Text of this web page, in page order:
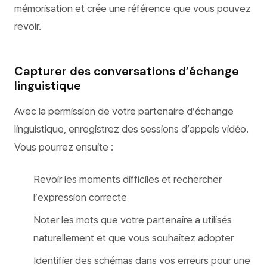
mémorisation et crée une référence que vous pouvez
revoir.
Capturer des conversations d’échange
linguistique
Avec la permission de votre partenaire d’échange
linguistique, enregistrez des sessions d’appels vidéo.
Vous pourrez ensuite :
Revoir les moments difficiles et rechercher
l’expression correcte
Noter les mots que votre partenaire a utilisés
naturellement et que vous souhaitez adopter
Identifier des schémas dans vos erreurs pour une